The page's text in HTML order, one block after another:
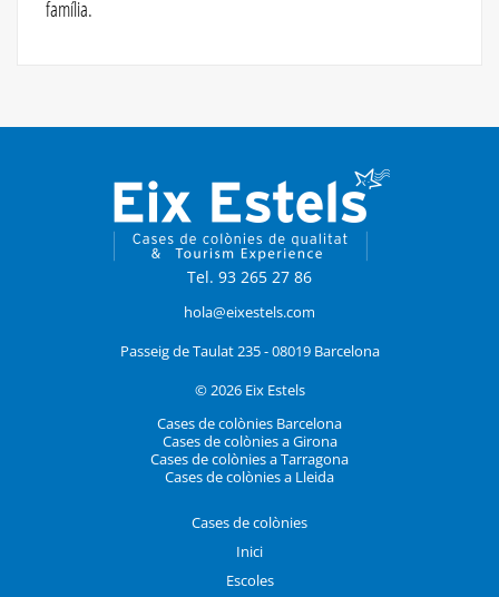
família.
Tel. 93 265 27 86
hola@eixestels.com
Passeig de Taulat 235 - 08019 Barcelona
© 2026 Eix Estels
Cases de colònies Barcelona
Cases de colònies a Girona
Cases de colònies a Tarragona
Cases de colònies a Lleida
Cases de colònies
Inici
Escoles